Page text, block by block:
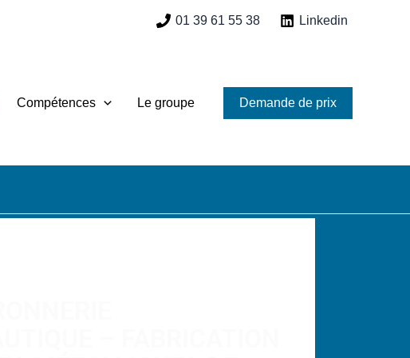
01 39 61 55 38 Linkedin
Compétences Le groupe Demande de prix